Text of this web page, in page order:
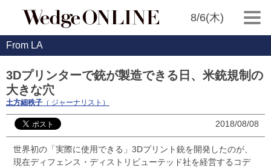
8/6(木)
From LA
3Dプリンターで銃が製造できる日、米銃規制の
大きな穴
土方細秩子 （ ジャーナリスト）
2018/08/08
世界初の「実際に使用できる」3Dプリント銃を開発したのが、
現在ディフェンス・ディストリビューテッド社を経営するコデ